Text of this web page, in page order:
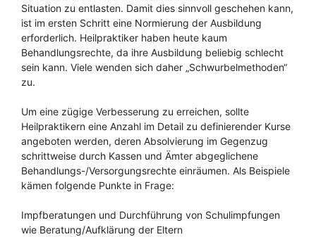
Situation zu entlasten. Damit dies sinnvoll geschehen kann,
ist im ersten Schritt eine Normierung der Ausbildung
erforderlich. Heilpraktiker haben heute kaum
Behandlungsrechte, da ihre Ausbildung beliebig schlecht
sein kann. Viele wenden sich daher „Schwurbelmethoden“
zu.
Um eine zügige Verbesserung zu erreichen, sollte
Heilpraktikern eine Anzahl im Detail zu definierender Kurse
angeboten werden, deren Absolvierung im Gegenzug
schrittweise durch Kassen und Ämter abgeglichene
Behandlungs-/Versorgungsrechte einräumen. Als Beispiele
kämen folgende Punkte in Frage:
Impfberatungen und Durchführung von Schulimpfungen
wie Beratung/Aufklärung der Eltern